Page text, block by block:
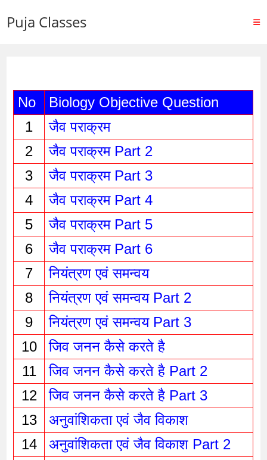
Puja Classes
No
Biology Objective Question
1
जैव पराक्रम
2
जैव पराक्रम Part 2
3
जैव पराक्रम Part 3
4
जैव पराक्रम Part 4
5
जैव पराक्रम Part 5
6
जैव पराक्रम Part 6
7
नियंत्रण एवं समन्वय
8
नियंत्रण एवं समन्वय Part 2
9
नियंत्रण एवं समन्वय Part 3
10
जिव जनन कैसे करते है
11
जिव जनन कैसे करते है Part 2
12
जिव जनन कैसे करते है Part 3
13
अनुवांशिकता एवं जैव विकाश
14
अनुवांशिकता एवं जैव विकाश Part 2